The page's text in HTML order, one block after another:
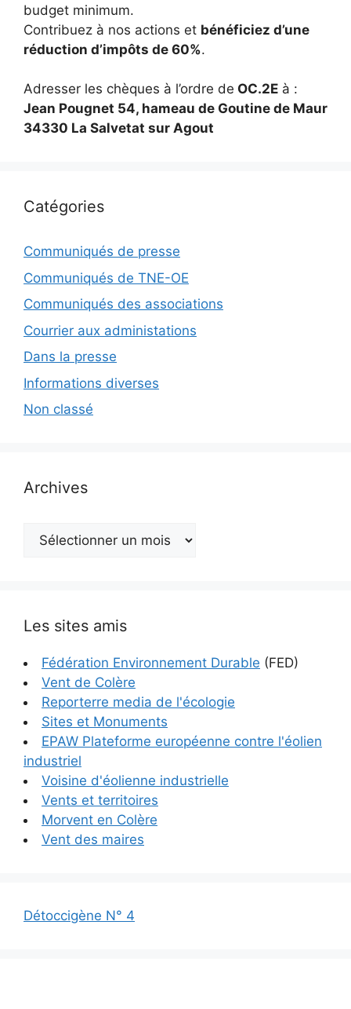
budget minimum.
Contribuez à nos actions et bénéficiez d’une
réduction d’impôts de 60%.
Adresser les chèques à l’ordre de OC.2E à :
Jean Pougnet 54, hameau de Goutine de Maur
34330 La Salvetat sur Agout
Catégories
Communiqués de presse
Communiqués de TNE-OE
Communiqués des associations
Courrier aux administations
Dans la presse
Informations diverses
Non classé
Archives
Archives
Les sites amis
Fédération Environnement Durable (FED)
Vent de Colère
Reporterre media de l'écologie
Sites et Monuments
EPAW Plateforme européenne contre l'éolien
industriel
Voisine d'éolienne industrielle
Vents et territoires
Morvent en Colère
Vent des maires
Détoccigène N° 4